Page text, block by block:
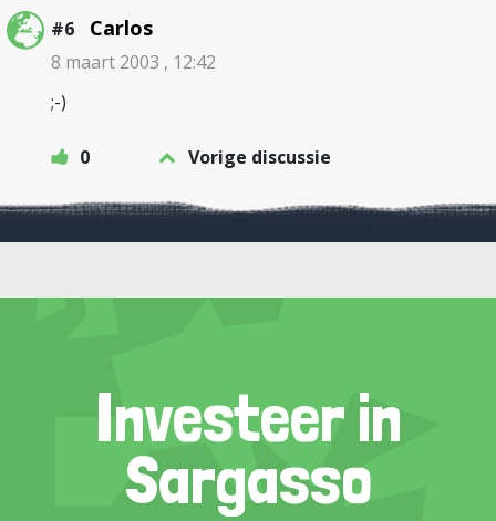
#6 Carlos
8 maart 2003 , 12:42
;-)
0 Vorige discussie
Investeer in
Sargasso